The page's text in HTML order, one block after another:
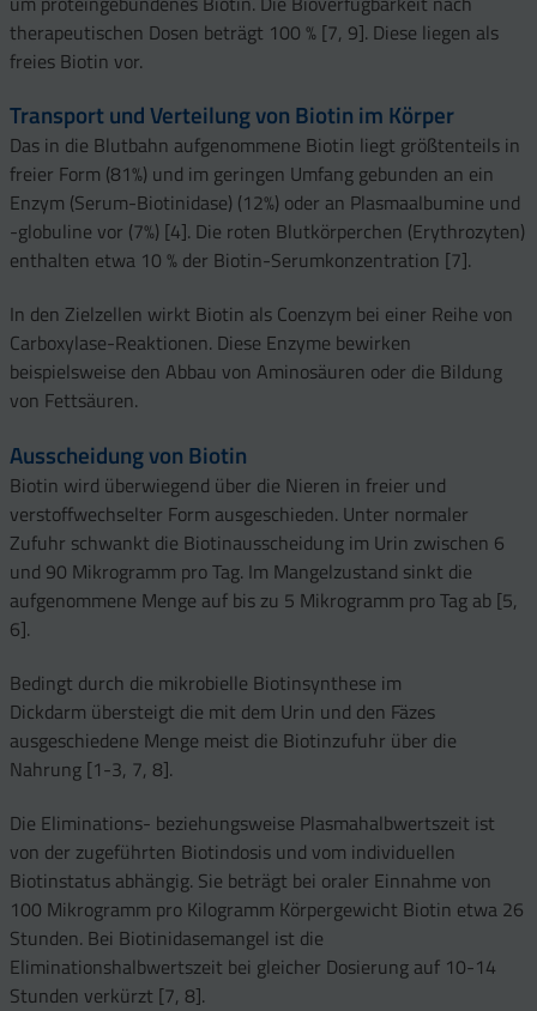
therapeutischen Dosen beträgt 100 % [7, 9]. Diese liegen als
freies Biotin vor.
Transport und Verteilung von Biotin im Körper
Das in die Blutbahn aufgenommene Biotin liegt größtenteils in
freier Form (81%) und im geringen Umfang gebunden an ein
Enzym (Serum-Biotinidase) (12%) oder an Plasmaalbumine und
-globuline vor (7%) [4]. Die roten Blutkörperchen (Erythrozyten)
enthalten etwa 10 % der Biotin-Serumkonzentration [7].
In den Zielzellen wirkt Biotin als Coenzym bei einer Reihe von
Carboxylase-Reaktionen. Diese Enzyme bewirken
beispielsweise den Abbau von Aminosäuren oder die Bildung
von Fettsäuren.
Ausscheidung von Biotin
Biotin wird überwiegend über die Nieren in freier und
verstoffwechselter Form ausgeschieden. Unter normaler
Zufuhr schwankt die Biotinausscheidung im Urin zwischen 6
und 90 Mikrogramm pro Tag. Im Mangelzustand sinkt die
aufgenommene Menge auf bis zu 5 Mikrogramm pro Tag ab [5,
6].
Bedingt durch die mikrobielle Biotinsynthese im
Dickdarm übersteigt die mit dem Urin und den Fäzes
ausgeschiedene Menge meist die Biotinzufuhr über die
Nahrung [1-3, 7, 8].
Die Eliminations- beziehungsweise Plasmahalbwertszeit ist
von der zugeführten Biotindosis und vom individuellen
Biotinstatus abhängig. Sie beträgt bei oraler Einnahme von
100 Mikrogramm pro Kilogramm Körpergewicht Biotin etwa 26
Stunden. Bei Biotinidasemangel ist die
Eliminationshalbwertszeit bei gleicher Dosierung auf 10-14
Stunden verkürzt [7, 8].